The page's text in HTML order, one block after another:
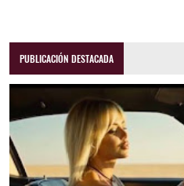
PUBLICACIÓN DESTACADA